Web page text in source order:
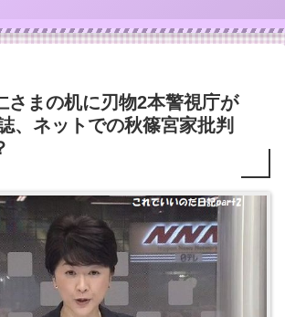
さまの机に刃物2本警視庁が
、ネットでの秋篠宮家批判